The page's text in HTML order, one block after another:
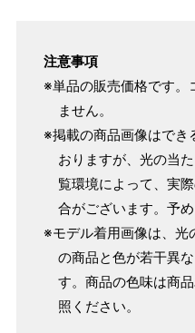
注意事項
※単品の販売価格です。
ません。
※掲載の商品画像はでき
おりますが、光の当
覧環境によって、実
合がございます。予め
※モデル着用画像は、光
の商品と色が若干異
す。商品の色味は商
照ください。